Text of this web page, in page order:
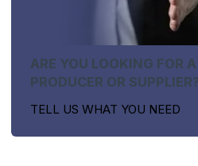
ARE YOU LOOKING FOR A
PRODUCER OR
TELL US WHAT YOU NEED